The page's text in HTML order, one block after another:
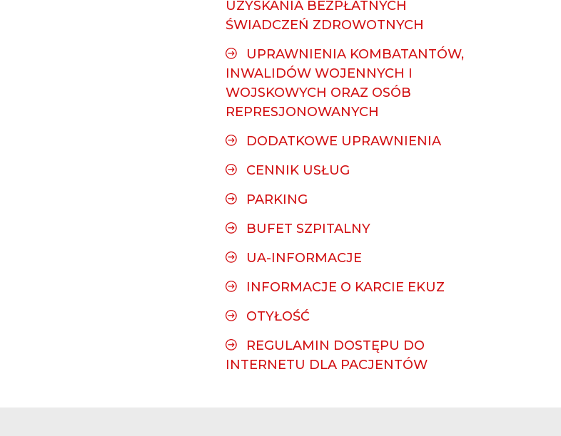
UZYSKANIA BEZPŁATNYCH
ŚWIADCZEŃ ZDROWOTNYCH
UPRAWNIENIA KOMBATANTÓW,
INWALIDÓW WOJENNYCH I
WOJSKOWYCH ORAZ OSÓB
REPRESJONOWANYCH
DODATKOWE UPRAWNIENIA
CENNIK USŁUG
PARKING
BUFET SZPITALNY
UA-INFORMACJE
INFORMACJE O KARCIE EKUZ
OTYŁOŚĆ
REGULAMIN DOSTĘPU DO
INTERNETU DLA PACJENTÓW